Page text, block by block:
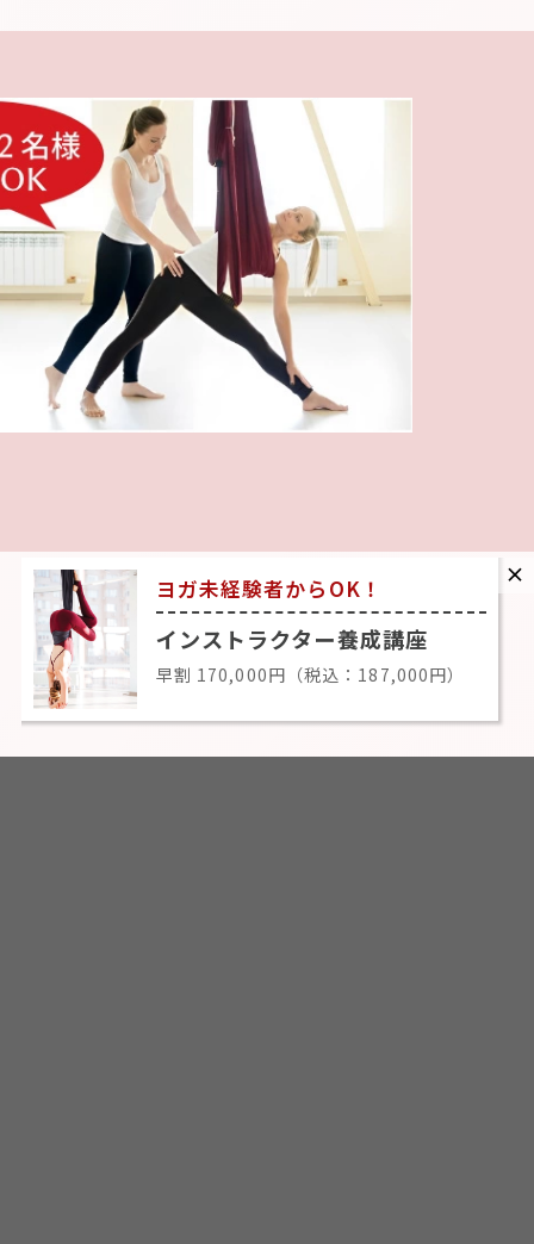
ヨガ未経験者からOK！
インストラクター養成講座
早割 170,000円（税込：187,000円）